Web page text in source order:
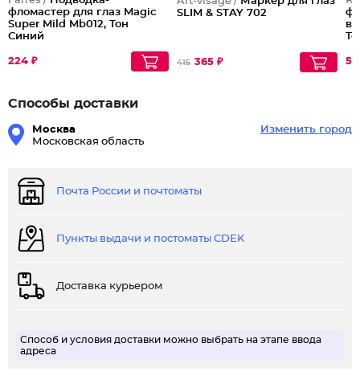
фломастер для глаз Magic
Super Mild Mb012, Тон
Синий
224 ₽
SLIM & STAY 702
415 365 ₽
Способы доставки
Москва
Московская область
Изменить город
Почта России и почтоматы
Пункты выдачи и постоматы CDEK
Доставка курьером
Способ и условия доставки можно выбрать на этапе ввода
адреса